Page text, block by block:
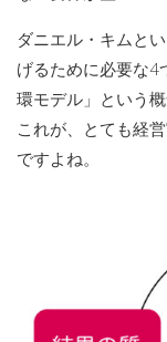
ダニエル・キムと
げるために必要な4
環モデル」という
これが、とても経
ですよね。